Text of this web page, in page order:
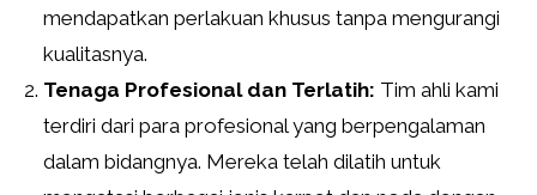
mendapatkan perlakuan khusus tanpa mengurangi
kualitasnya.
Tenaga Profesional dan Terlatih: Tim ahli kami
terdiri dari para profesional yang berpengalaman
dalam bidangnya. Mereka telah dilatih untuk